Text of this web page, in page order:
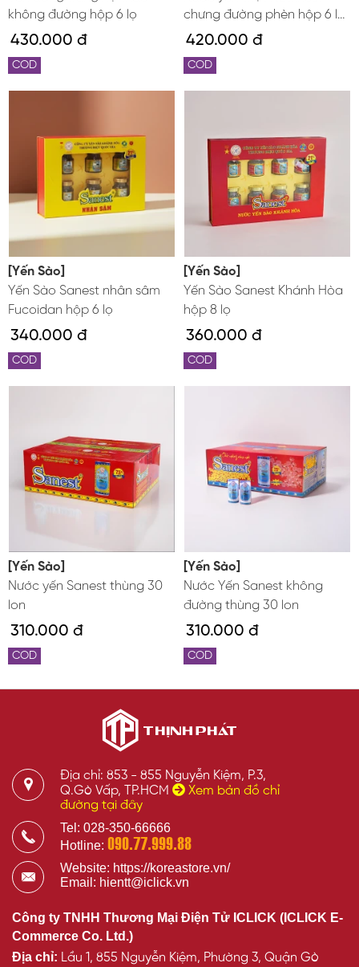
không đường hộp 6 lọ
430.000 đ
COD
chưng đường phèn hộp 6 lọ
x 42g
420.000 đ
COD
[Yến Sào]
Yến Sào Sanest nhân sâm
Fucoidan hộp 6 lọ
340.000 đ
COD
[Yến Sào]
Yến Sào Sanest Khánh Hòa
hộp 8 lọ
360.000 đ
COD
[Yến Sào]
Nước yến Sanest thùng 30
lon
310.000 đ
COD
[Yến Sào]
Nước Yến Sanest không
đường thùng 30 lon
310.000 đ
COD
Địa chỉ: 853 - 855 Nguyễn Kiệm, P.3,
Q.Gò Vấp, TP.HCM
Xem bản đồ chỉ
đường tại đây
Tel: 028-350-66666
Hotline: 090.77.999.88
Website: https://koreastore.vn/
Email: hientt@iclick.vn
Công ty TNHH Thương Mại Điện Tử ICLICK (ICLICK E-
Commerce Co. Ltd.)
Địa chỉ: Lầu 1, 855 Nguyễn Kiệm, Phường 3, Quận Gò